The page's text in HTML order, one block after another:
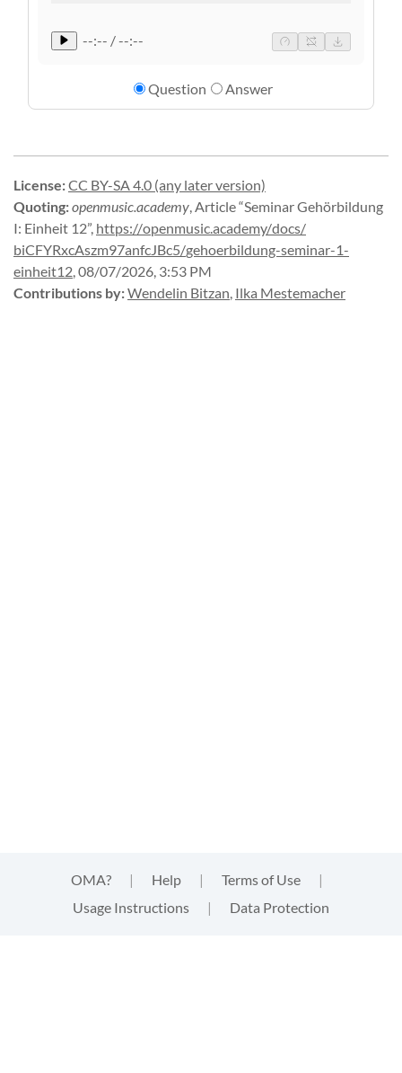
--:-- / --:--
Question Answer
License:CC BY-SA 4.0 (any later version)
Quoting:openmusic.academy,Article “Seminar Gehörbildung
I: Einheit 12”, https://openmusic.academy/docs/
biCFYRxcAszm97anfcJBc5/gehoerbildung-seminar-1-
einheit12,08/07/2026, 3:53 PM
Contributions by:Wendelin Bitzan, Ilka Mestemacher
OMA? | Help | Terms of Use
|
Usage Instructions
| Data Protection